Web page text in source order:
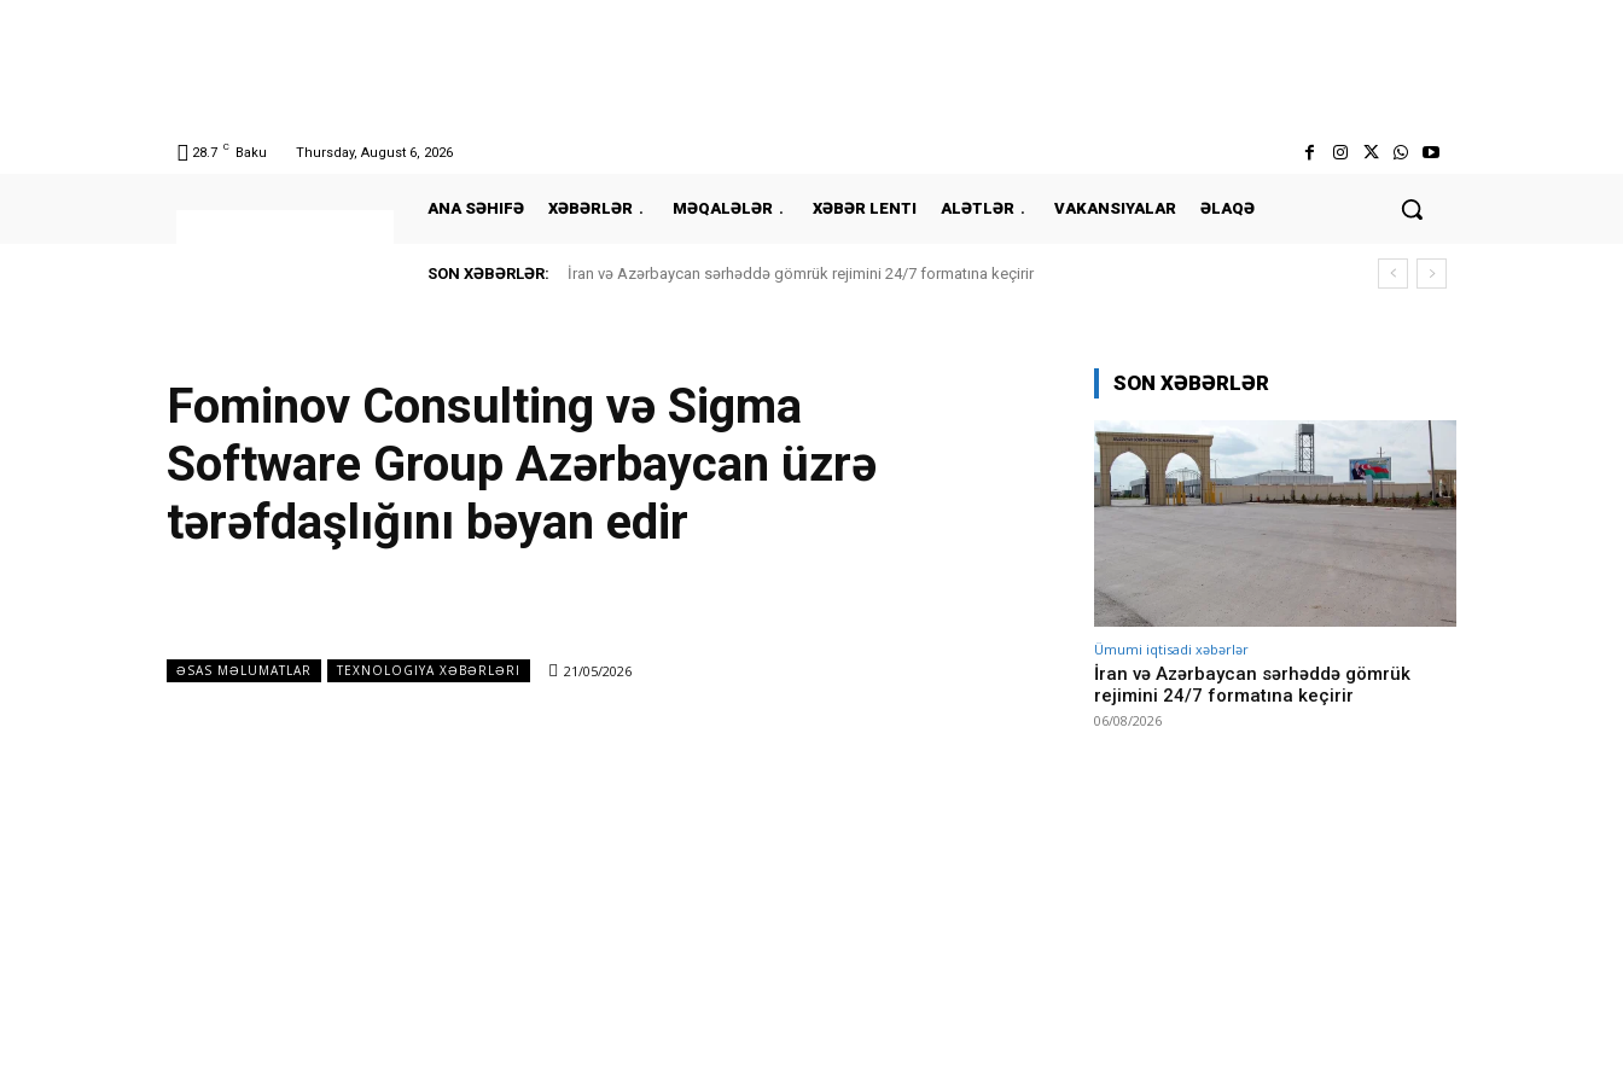
28.7 C Baku Thursday, August 6, 2026
ANA SƏHIFƏ XƏBƏRLƏR MƏQALƏLƏR XƏBƏR LENTI ALƏTLƏR VAKANSIYALAR ƏLAQƏ
SON XƏBƏRLƏR: İran və Azərbaycan sərhəddə gömrük rejimini 24/7 formatına keçirir
Fominov Consulting və Sigma
Software Group Azərbaycan üzrə
tərəfdaşlığını bəyan edir
ƏSAS MƏLUMATLAR TEXNOLOGIYA XƏBƏRLƏRI 21/05/2026
SON XƏBƏRLƏR
Ümumi iqtisadi xəbərlər
İran və Azərbaycan sərhəddə gömrük
rejimini 24/7 formatına keçirir
06/08/2026